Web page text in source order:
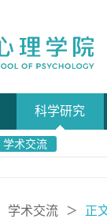
科学研究
学术交流
学术交流 ＞ 正